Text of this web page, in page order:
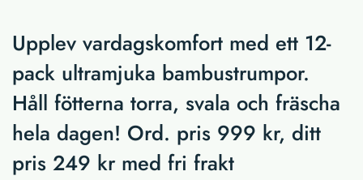
Upplev vardagskomfort med ett 12-
pack ultramjuka bambustrumpor.
Håll fötterna torra, svala och fräscha
hela dagen! Ord. pris 999 kr, ditt
pris 249 kr med fri frakt